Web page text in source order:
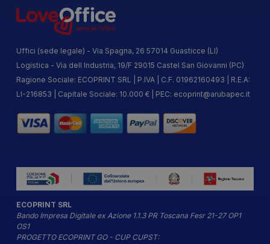
Uffici (sede legale) - Via Spagna, 26 57014 Guasticce (LI)
Logistica - Via dell Industria, 19/F 29015 Castel San Giovanni (PC)
Ragione Sociale: ECOPRINT SRL | P.IVA | C.F. 01962160493 | R.E.A:
LI-216853 | Capitale Sociale: 10.000 € | PEC: ecoprint@arubapec.it
ECOPRINT SRL
Bando Impresa Digitale ex Azione 1.1.3 PR Toscana Fesr 21-27 OP1
OS1
PROGETTO ECOPRINT GO - CUP CUPST: